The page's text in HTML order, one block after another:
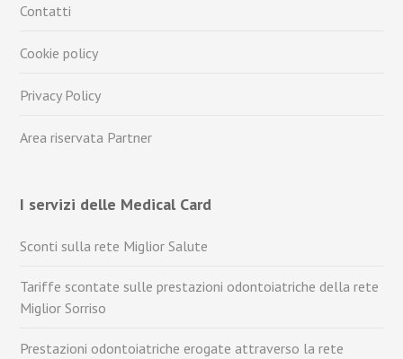
Contatti
Cookie policy
Privacy Policy
Area riservata Partner
I servizi delle Medical Card
Sconti sulla rete Miglior Salute
Tariffe scontate sulle prestazioni odontoiatriche della rete
Miglior Sorriso
Prestazioni odontoiatriche erogate attraverso la rete